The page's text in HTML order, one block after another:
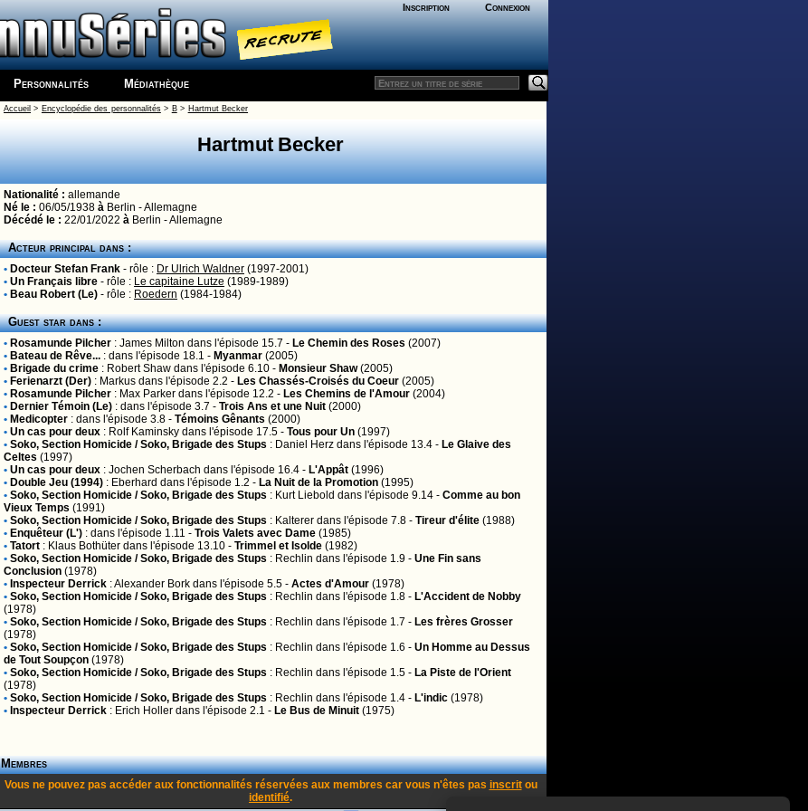
Inscription Connexion
Personnalités Médiathèque
Accueil > Encyclopédie des personnalités> B> Hartmut Becker
Hartmut Becker
Nationalité : allemande
Né le : 06/05/1938 à Berlin - Allemagne
Décédé le : 22/01/2022 à Berlin - Allemagne
Acteur principal dans :
• Docteur Stefan Frank - rôle : Dr Ulrich Waldner (1997-2001)
• Un Français libre - rôle : Le capitaine Lutze (1989-1989)
• Beau Robert (Le) - rôle : Roedern (1984-1984)
Guest star dans :
• Rosamunde Pilcher : James Milton dans l'épisode 15.7 - Le Chemin des Roses (2007)
• Bateau de Rêve... : dans l'épisode 18.1 - Myanmar (2005)
• Brigade du crime : Robert Shaw dans l'épisode 6.10 - Monsieur Shaw(2005)
• Ferienarzt (Der) : Markus dans l'épisode 2.2 - Les Chassés-Croisés du Coeur (2005)
• Rosamunde Pilcher : Max Parker dans l'épisode 12.2 - Les Chemins de l'Amour (2004)
• Dernier Témoin (Le) : dans l'épisode 3.7 - Trois Ans et une Nuit (2000)
• Medicopter : dans l'épisode 3.8 - Témoins Gênants (2000)
• Un cas pour deux : Rolf Kaminsky dans l'épisode 17.5 - Tous pour Un (1997)
• Soko, Section Homicide / Soko, Brigade des Stups : Daniel Herz dans l'épisode 13.4 - Le Glaive des
Celtes (1997)
• Un cas pour deux : Jochen Scherbach dans l'épisode 16.4 - L'Appât (1996)
• Double Jeu (1994) : Eberhard dans l'épisode 1.2 - La Nuit de la Promotion (1995)
• Soko, Section Homicide / Soko, Brigade des Stups : Kurt Liebold dans l'épisode 9.14 - Comme au bon
Vieux Temps (1991)
• Soko, Section Homicide / Soko, Brigade des Stups : Kalterer dans l'épisode 7.8 - Tireur d'élite (1988)
• Enquêteur (L') : dans l'épisode 1.11 - Trois Valets avec Dame (1985)
• Tatort : Klaus Bothüter dans l'épisode 13.10 - Trimmel et Isolde (1982)
• Soko, Section Homicide / Soko, Brigade des Stups : Rechlin dans l'épisode 1.9 - Une Fin sans
Conclusion (1978)
• Inspecteur Derrick :Alexander Bork dans l'épisode 5.5 - Actes d'Amour (1978)
• Soko, Section Homicide / Soko, Brigade des Stups : Rechlin dans l'épisode 1.8 - L'Accident de Nobby
(1978)
• Soko, Section Homicide / Soko, Brigade des Stups : Rechlin dans l'épisode 1.7 - Les frères Grosser
(1978)
• Soko, Section Homicide / Soko, Brigade des Stups : Rechlin dans l'épisode 1.6 - Un Homme au Dessus
de Tout Soupçon (1978)
• Soko, Section Homicide / Soko, Brigade des Stups : Rechlin dans l'épisode 1.5 - La Piste de l'Orient
(1978)
• Soko, Section Homicide / Soko, Brigade des Stups : Rechlin dans l'épisode 1.4 - L'indic (1978)
• Inspecteur Derrick : Erich Holler dans l'épisode 2.1 - Le Bus de Minuit (1975)
Membres
Vous ne pouvez pas accéder aux fonctionnalités réservées aux membres car vous n'êtes pas inscritou
identifié.